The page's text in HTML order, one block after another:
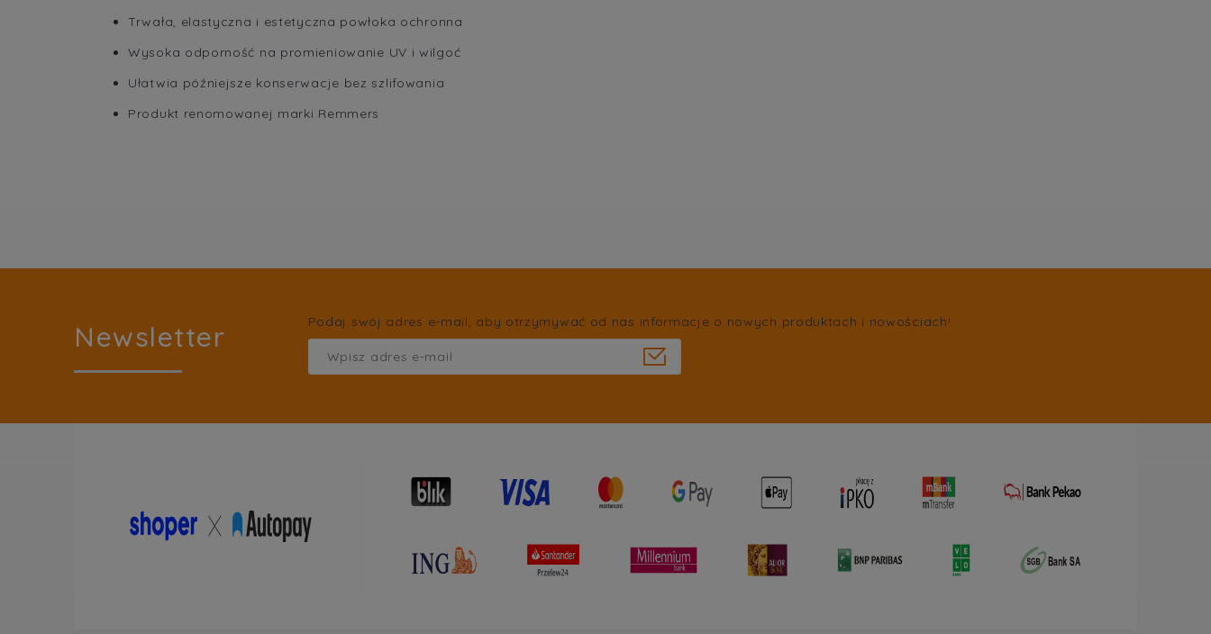
Trwała, elastyczna i estetyczna powłoka ochronna
Wysoka odporność na promieniowanie UV i wilgoć
Ułatwia późniejsze konserwacje bez szlifowania
Produkt renomowanej marki Remmers
Newsletter Podaj swój adres e-mail, aby otrzymywać od nas informacje o nowych produktach i nowościach!